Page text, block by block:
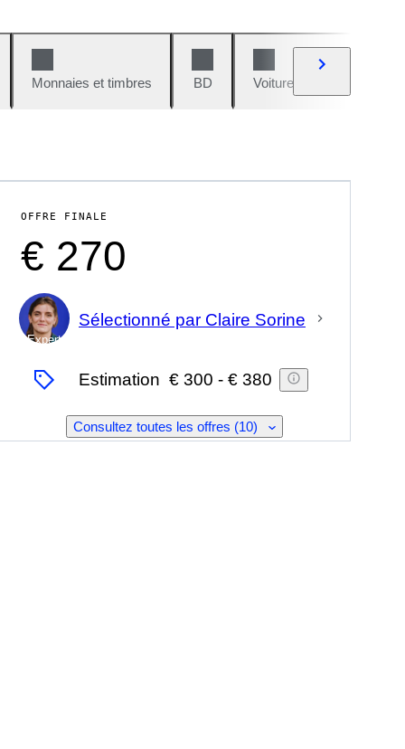
Monnaies et timbres BD Voitures et motos
OFFRE FINALE
€ 270
Expert
Sélectionné par Claire Sorine
Estimation € 300 - € 380
Consultez toutes les offres (10)